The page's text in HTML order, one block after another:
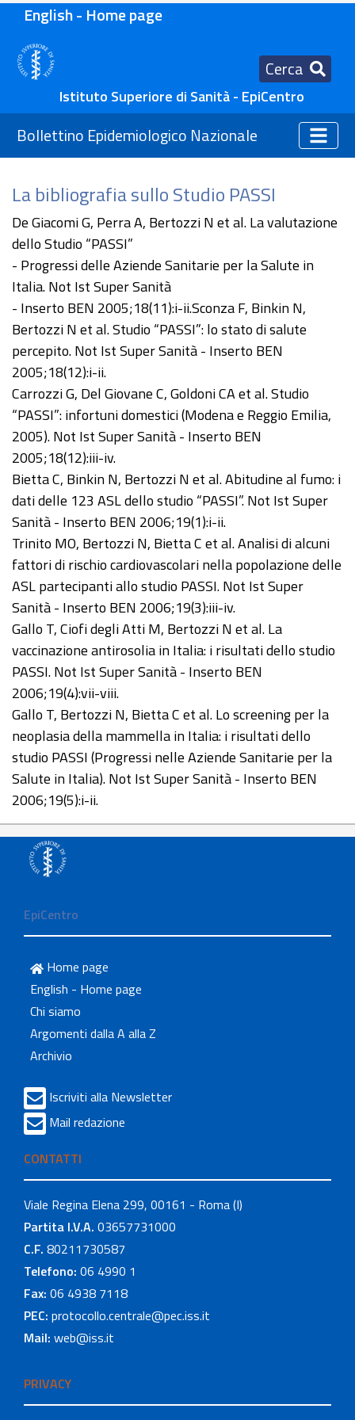
English - Home page
Cerca
Istituto Superiore di Sanità - EpiCentro
Bollettino Epidemiologico Nazionale
La bibliografia sullo Studio PASSI
De Giacomi G, Perra A, Bertozzi N et al. La valutazione
dello Studio “PASSI”
- Progressi delle Aziende Sanitarie per la Salute in
Italia. Not Ist Super Sanità
- Inserto BEN 2005;18(11):i-ii.Sconza F, Binkin N,
Bertozzi N et al. Studio “PASSI”: lo stato di salute
percepito. Not Ist Super Sanità - Inserto BEN
2005;18(12):i-ii.
Carrozzi G, Del Giovane C, Goldoni CA et al. Studio
“PASSI”: infortuni domestici (Modena e Reggio Emilia,
2005). Not Ist Super Sanità - Inserto BEN
2005;18(12):iii-iv.
Bietta C, Binkin N, Bertozzi N et al. Abitudine al fumo: i
dati delle 123 ASL dello studio “PASSI”. Not Ist Super
Sanità - Inserto BEN 2006;19(1):i-ii.
Trinito MO, Bertozzi N, Bietta C et al. Analisi di alcuni
fattori di rischio cardiovascolari nella popolazione delle
ASL partecipanti allo studio PASSI. Not Ist Super
Sanità - Inserto BEN 2006;19(3):iii-iv.
Gallo T, Ciofi degli Atti M, Bertozzi N et al. La
vaccinazione antirosolia in Italia: i risultati dello studio
PASSI. Not Ist Super Sanità - Inserto BEN
2006;19(4):vii-viii.
Gallo T, Bertozzi N, Bietta C et al. Lo screening per la
neoplasia della mammella in Italia: i risultati dello
studio PASSI (Progressi nelle Aziende Sanitarie per la
Salute in Italia). Not Ist Super Sanità - Inserto BEN
2006;19(5):i-ii.
EpiCentro
Home page
English - Home page
Chi siamo
Argomenti dalla A alla Z
Archivio
Iscriviti alla Newsletter
Mail redazione
CONTATTI
Viale Regina Elena 299, 00161 - Roma (I)
Partita I.V.A. 03657731000
C.F. 80211730587
Telefono: 06 4990 1
Fax: 06 4938 7118
PEC: protocollo.centrale@pec.iss.it
Mail: web@iss.it
PRIVACY